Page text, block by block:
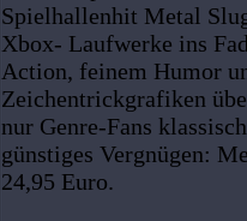
Spielhallenhit Metal
Xbox- Laufwerke ins
Action, feinem Humor
Zeichentrickgrafiken
nur Genre-Fans
günstiges Vergnügen:
24,95 Euro.